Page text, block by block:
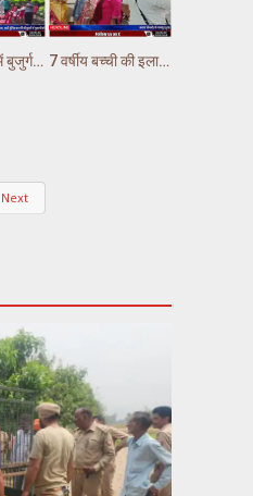
प्रोपर्टी विवाद में बुजुर्ग की हत्या की आंशका, चेहरे पर मिले चोट के निशान || 7 वर्षीय बच्ची की इलाज के दौरान मौत, परिजनों ने डॉक्टर और स्टाफ पर लगाया लापरवाही का आरोप
Next